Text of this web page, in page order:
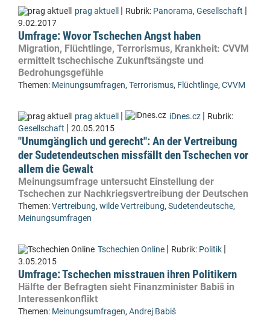
prag aktuell | Rubrik: Panorama, Gesellschaft |
9.02.2017
Umfrage: Wovor Tschechen Angst haben
Migration, Flüchtlinge, Terrorismus, Krankheit: CVVM
ermittelt tschechische Zukunftsängste und
Bedrohungsgefühle
Themen: Meinungsumfragen, Terrorismus, Flüchtlinge, CVVM
prag aktuell | iDnes.cz | Rubrik:
Gesellschaft | 20.05.2015
"Unumgänglich und gerecht": An der Vertreibung
der Sudetendeutschen missfällt den Tschechen vor
allem die Gewalt
Meinungsumfrage untersucht Einstellung der
Tschechen zur Nachkriegsvertreibung der Deutschen
Themen:Vertreibung, wilde Vertreibung, Sudetendeutsche,
Meinungsumfragen
Tschechien Online | Rubrik: Politik |
3.05.2015
Umfrage: Tschechen misstrauen ihren Politikern
Hälfte der Befragten sieht Finanzminister Babiš in
Interessenkonflikt
Themen: Meinungsumfragen, Andrej Babiš